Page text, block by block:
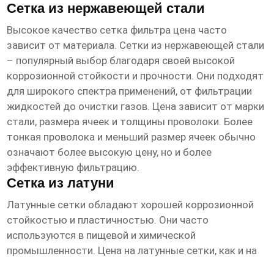
Сетка из нержавеющей стали
Высокое качество сетка фильтра цена часто
зависит от материала. Сетки из нержавеющей стали
– популярный выбор благодаря своей высокой
коррозионной стойкости и прочности. Они подходят
для широкого спектра применений, от фильтрации
жидкостей до очистки газов. Цена зависит от марки
стали, размера ячеек и толщины проволоки. Более
тонкая проволока и меньший размер ячеек обычно
означают более высокую цену, но и более
эффективную фильтрацию.
Сетка из латуни
Латунные сетки обладают хорошей коррозионной
стойкостью и пластичностью. Они часто
используются в пищевой и химической
промышленности. Цена на латунные сетки, как и на